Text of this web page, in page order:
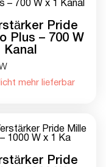
Pride
Plus – 700 W
Kanal
mehr lieferbar
Pride